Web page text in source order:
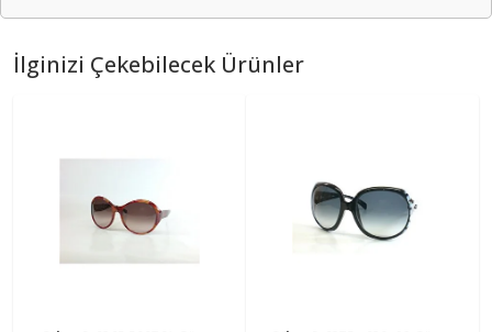
İlginizi Çekebilecek Ürünler